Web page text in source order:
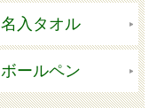
名入タオル
ボールペン